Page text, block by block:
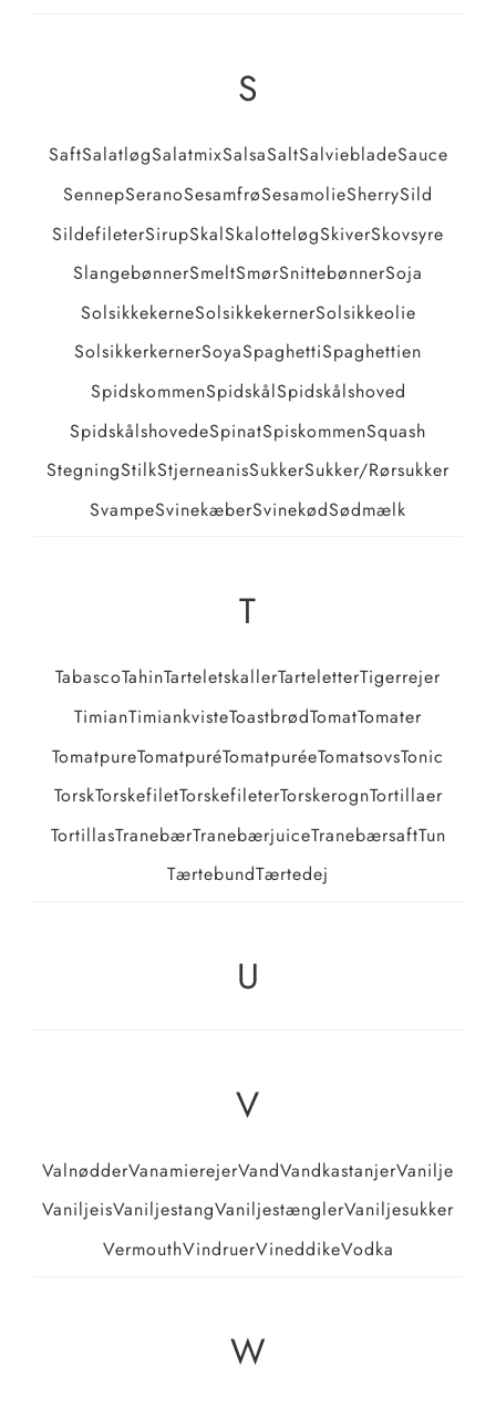
S
SaftSalatløgSalatmixSalsaSaltSalviebladeSauce
SennepSeranoSesamfrøSesamolieSherrySild
SildefileterSirupSkalSkalotteløgSkiverSkovsyre
SlangebønnerSmeltSmørSnittebønnerSoja
SolsikkekerneSolsikkekernerSolsikkeolie
SolsikkerkernerSoyaSpaghettiSpaghettien
SpidskommenSpidskålSpidskålshoved
SpidskålshovedeSpinatSpiskommenSquash
StegningStilkStjerneanisSukkerSukker/rørsukker
SvampeSvinekæberSvinekødSødmælk
T
TabascoTahinTarteletskallerTarteletterTigerrejer
TimianTimiankvisteToastbrødTomatTomater
TomatpureTomatpuréTomatpuréeTomatsovsTonic
TorskTorskefiletTorskefileterTorskerognTortillaer
TortillasTranebærTranebærjuiceTranebærsaftTun
TærtebundTærtedej
U
V
ValnødderVanamierejerVandVandkastanjerVanilje
VaniljeisVaniljestangVaniljestænglerVaniljesukker
VermouthVindruerVineddikeVodka
W